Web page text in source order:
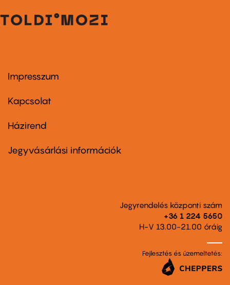
Footer
first
Impresszum
Kapcsolat
Footer
second
Házirend
Jegyvásárlási információk
Jegyrendelés központi szám
+36 1 224 5650
H-V 13.00-21.00 óráig
Fejlesztés és üzemeltetés: